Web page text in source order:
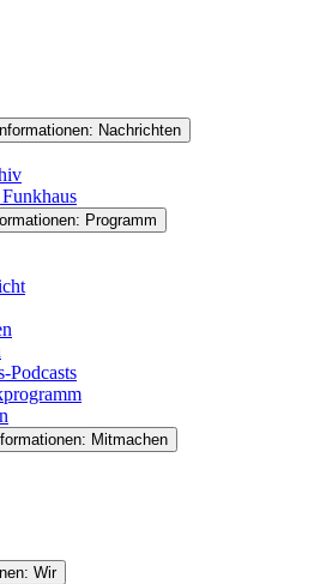
Nachrichten
Programm
Podcasts
Mitmachen
Wir